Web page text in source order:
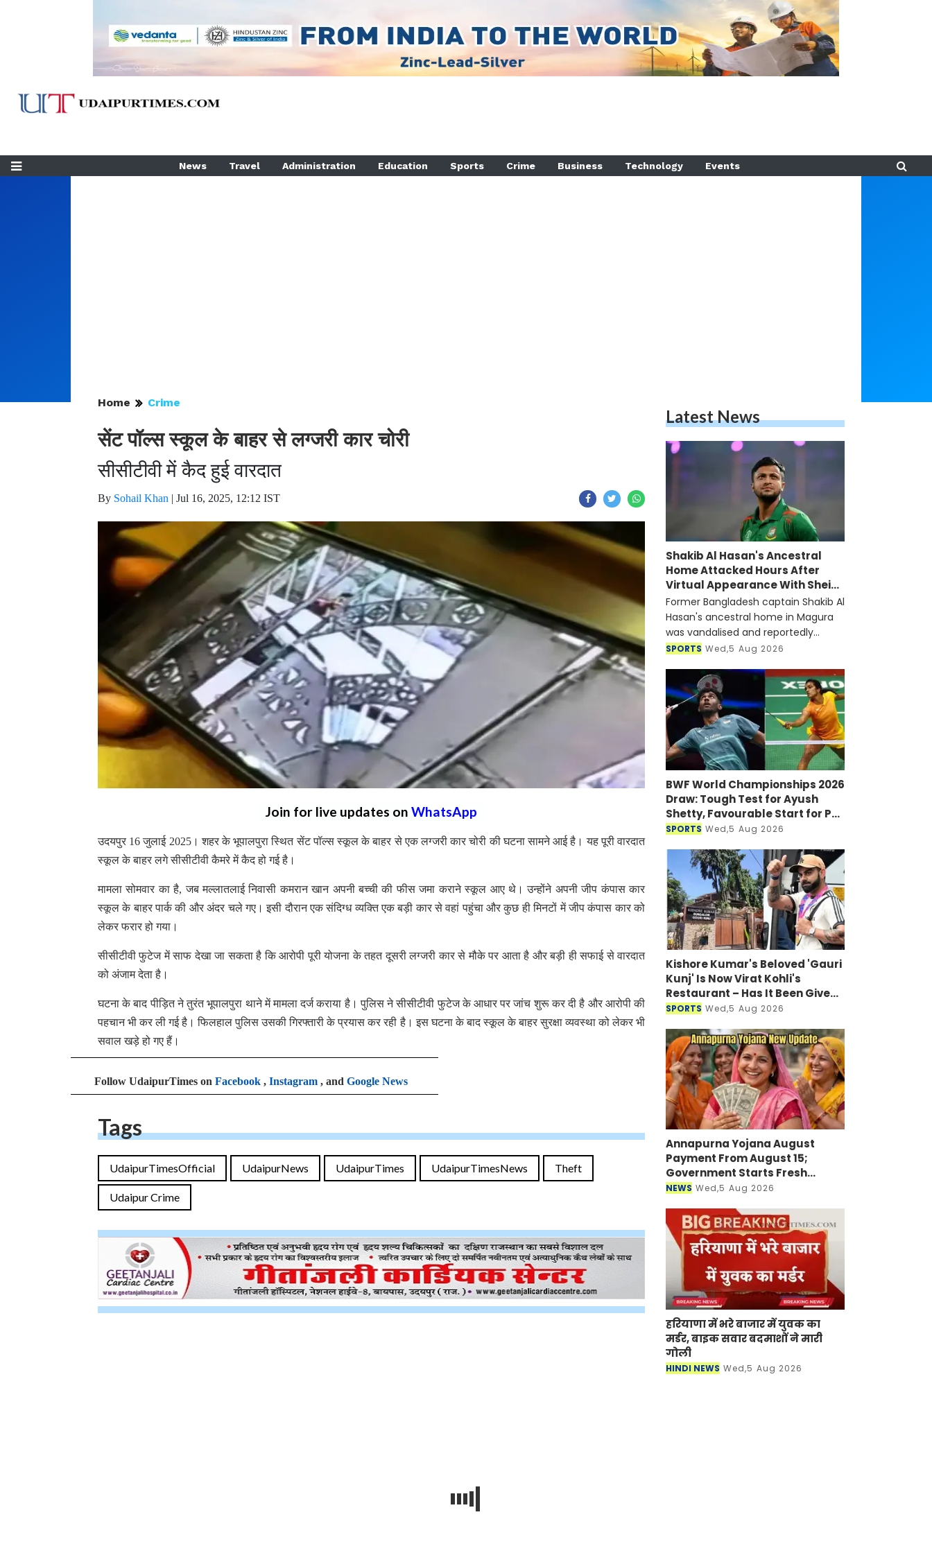
News Travel Administration Education Sports Crime Business Technology Events
Home Crime
सेंट पॉल्स स्कूल के बाहर से लग्जरी कार चोरी
सीसीटीवी में कैद हुई वारदात
By Sohail Khan | Jul 16, 2025, 12:12 IST
Join for live updates on WhatsApp
उदयपुर 16 जुलाई 2025। शहर के भूपालपुरा स्थित सेंट पॉल्स स्कूल के बाहर से एक लग्जरी कार चोरी की घटना सामने आई है। यह पूरी वारदात
स्कूल के बाहर लगे सीसीटीवी कैमरे में कैद हो गई है।
मामला सोमवार का है, जब मल्लातलाई निवासी कमरान खान अपनी बच्ची की फीस जमा कराने स्कूल आए थे। उन्होंने अपनी जीप कंपास कार
स्कूल के बाहर पार्क की और अंदर चले गए। इसी दौरान एक संदिग्ध व्यक्ति एक बड़ी कार से वहां पहुंचा और कुछ ही मिनटों में जीप कंपास कार को
लेकर फरार हो गया।
सीसीटीवी फुटेज में साफ देखा जा सकता है कि आरोपी पूरी योजना के तहत दूसरी लग्जरी कार से मौके पर आता है और बड़ी ही सफाई से वारदात
को अंजाम देता है।
घटना के बाद पीड़ित ने तुरंत भूपालपुरा थाने में मामला दर्ज कराया है। पुलिस ने सीसीटीवी फुटेज के आधार पर जांच शुरू कर दी है और आरोपी की
पहचान भी कर ली गई है। फिलहाल पुलिस उसकी गिरफ्तारी के प्रयास कर रही है। इस घटना के बाद स्कूल के बाहर सुरक्षा व्यवस्था को लेकर भी
सवाल खड़े हो गए हैं।
Follow UdaipurTimes on Facebook , Instagram , and Google News
Tags
UdaipurTimesOfficial UdaipurNews UdaipurTimes UdaipurTimesNews Theft
Udaipur Crime
Latest News
Shakib Al Hasan's Ancestral
Home Attacked Hours After
Virtual Appearance With Sheikh
Hasina
Former Bangladesh captain Shakib Al
Hasan's ancestral home in Magura
was vandalised and reportedly
targeted with a petrol bomb shortly
conference alongside Sheikh Hasi
SPORTS Wed,5 Aug 2026
BWF World Championships 2026
Draw: Tough Test for Ayush
Shetty, Favourable Start for PV
Sindhu
SPORTS Wed,5 Aug 2026
Kishore Kumar's Beloved 'Gauri
Kunj' Is Now Virat Kohli's
Restaurant – Has It Been Given
a New Look?
SPORTS Wed,5 Aug 2026
Annapurna Yojana August
Payment From August 15;
Government Starts Fresh
Verification Drive
NEWS Wed,5 Aug 2026
हरियाणा में भरे बाजार में युवक का
मर्डर, बाइक सवार बदमाशों ने मारी
गोली
HINDI NEWS Wed,5 Aug 2026